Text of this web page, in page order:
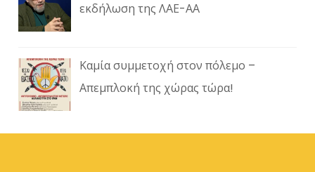
εκδήλωση της ΛΑΕ-ΑΑ
Καμία συμμετοχή στον πόλεμο –
Απεμπλοκή της χώρας τώρα!